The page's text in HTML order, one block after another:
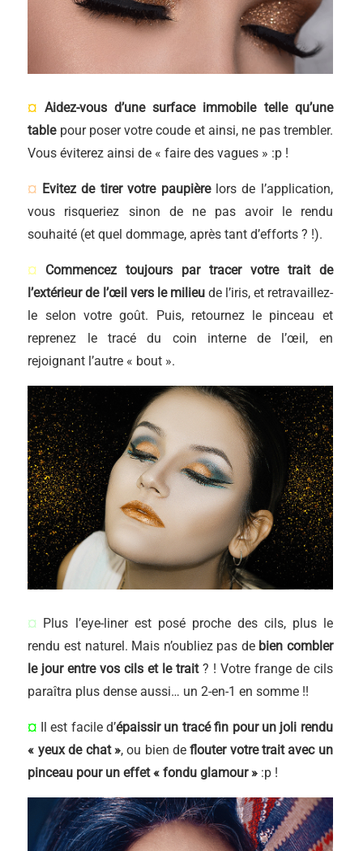
¤ Aidez-vous d’une surface immobile telle qu’une
tablepour poser votre coude et ainsi, ne pas trembler.
Vous éviterez ainsi de « faire des vagues » :p !
¤ Evitez de tirer votre paupièrelors de l’application,
vous risqueriez sinon de ne pas avoir le rendu
souhaité (et quel dommage, après tant d’efforts ? !).
¤
Commencez toujours par tracer votre trait de
l’extérieur de l’œil vers le milieude l’iris, et retravaillez-
le selon votre goût. Puis, retournez le pinceau et
reprenez le tracé du coin interne de l’œil, en
rejoignant l’autre « bout ».
¤ Plus l’eye-liner est posé proche des cils, plus le
rendu est naturel. Mais n’oubliez pas de bien combler
le jour entre vos cils et le trait? ! Votre frange de cils
paraîtra plus dense aussi… un 2-en-1 en somme !!
¤ Il est facile d’épaissir un tracé fin pour un joli rendu
« yeux de chat », ou bien deflouter votre trait avec un
pinceau pour un effet « fondu glamour » :p !